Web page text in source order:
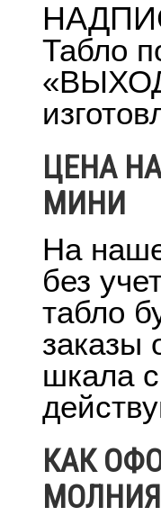
Табло
ЦЕНА
МИНИ
На
без
табло
заказы
шкала
КАК